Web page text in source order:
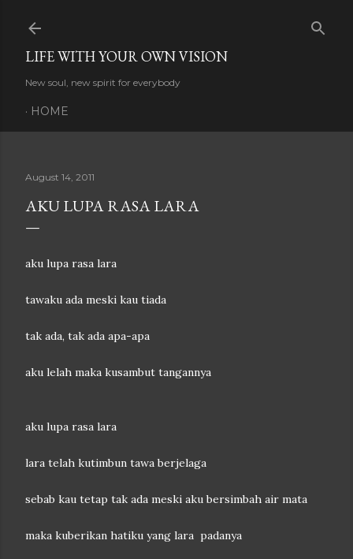
LIFE WITH YOUR OWN VISION
New soul, new spirit for everybody
HOME
August 14, 2011
AKU LUPA RASA LARA
aku lupa rasa lara
tawaku ada meski kau tiada
tak ada, tak ada apa-apa
aku lelah maka kusambut tangannya
aku lupa rasa lara
lara telah kutimbun tawa berjelaga
sebab kau tetap tak ada meski aku bersimbah air mata
maka kuberikan hatiku yang lara padanya